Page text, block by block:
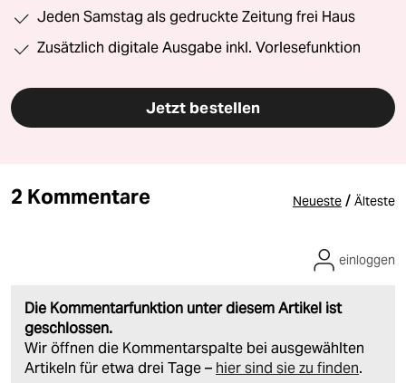
Jeden Samstag als gedruckte Zeitung frei Haus
Zusätzlich digitale Ausgabe inkl. Vorlesefunktion
Jetzt bestellen
2 Kommentare Neueste / Älteste
Die Kommentarfunktion unter diesem Artikel ist
geschlossen.
Wir öffnen die Kommentarspalte bei ausgewählten
Artikeln für etwa drei Tage – hier sind sie zu finden.
einloggen